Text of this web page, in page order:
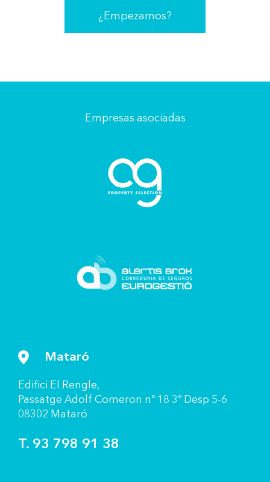
¿Empezamos?
Empresas asociadas
Mataró
Ediﬁci El Rengle,
Passatge Adolf Comeron nº 18 3º Desp 5-6
08302 Mataró
T. 93 798 91 38